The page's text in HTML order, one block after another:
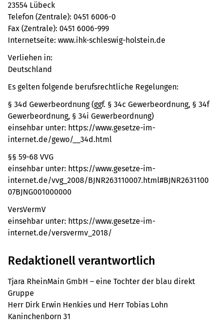
23554 Lübeck
Telefon (Zentrale): 0451 6006-0
Fax (Zentrale): 0451 6006-999
Internetseite: www.ihk-schleswig-holstein.de
Verliehen in:
Deutschland
Es gelten folgende berufsrechtliche Regelungen:
§ 34d Gewerbeordnung (ggf. § 34c Gewerbeordnung, § 34f
Gewerbeordnung, § 34i Gewerbeordnung)
einsehbar unter: https://www.gesetze-im-
internet.de/gewo/__34d.html
§§ 59-68 VVG
einsehbar unter: https://www.gesetze-im-
internet.de/vvg_2008/BJNR263110007.html#BJNR2631100
07BJNG001000000
VersVermV
einsehbar unter: https://www.gesetze-im-
internet.de/versvermv_2018/
Redaktionell verantwortlich
Tjara RheinMain GmbH – eine Tochter der blau direkt
Gruppe
Herr Dirk Erwin Henkies und Herr Tobias Lohn
Kaninchenborn 31